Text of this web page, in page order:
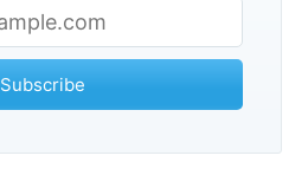
Subscribe
Subscribe